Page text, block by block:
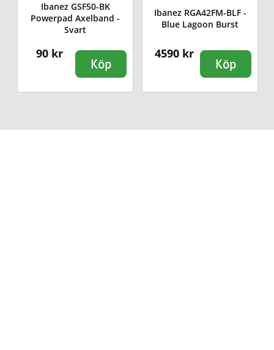
Ibanez GSF50-BK
Powerpad Axelband -
Svart
90 kr
Köp
Ibanez RGA42FM-BLF -
Blue Lagoon Burst
4590 kr
Köp